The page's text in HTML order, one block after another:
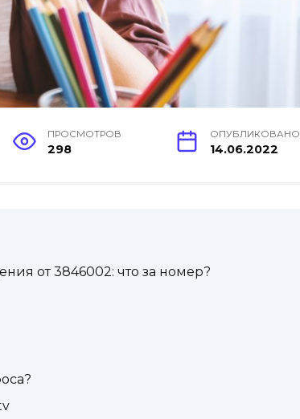
ПРОСМОТРОВ
298
ОПУБЛИКОВАНО
14.06.2022
от 3846002: что за номер?